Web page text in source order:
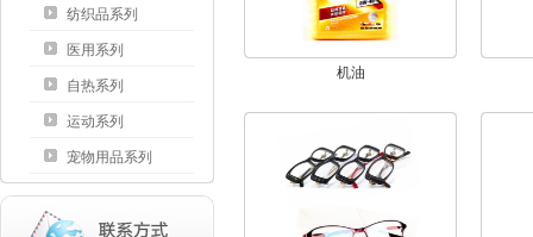
纺织品系列
医用系列
自热系列
运动系列
宠物用品系列
机油